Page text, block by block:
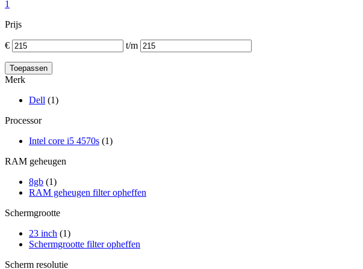
1
Prijs
€ t/m
Merk
Dell (1)
Processor
Intel core i5 4570s (1)
RAM geheugen
8gb (1)
RAM geheugen filter opheffen
Schermgrootte
23 inch (1)
Schermgrootte filter opheffen
Scherm resolutie